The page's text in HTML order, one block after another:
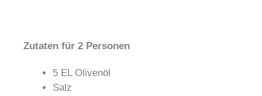
Zutaten für 2 Personen
5 EL Olivenöl
Salz